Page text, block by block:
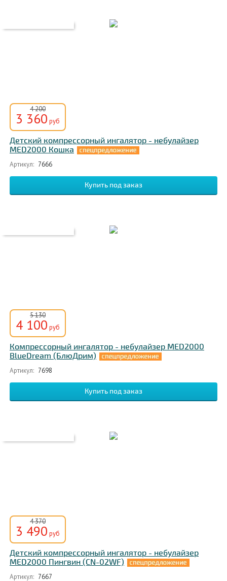
4 200
3 360 руб
Детский компрессорный ингалятор - небулайзер
MED2000 Кошка
Артикул: 7666
5 130
4 100 руб
Компрессорный ингалятор - небулайзер MED2000
BlueDream (БлюДрим)
Артикул: 7698
4 370
3 490 руб
Детский компрессорный ингалятор - небулайзер
MED2000 Пингвин (CN-02WF)
Артикул: 7667